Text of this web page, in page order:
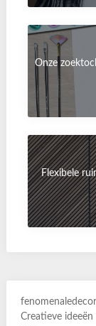
Onze
Flexibele
Creatieve